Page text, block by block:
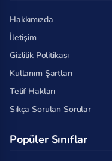
Hakkımızda
İletişim
Gizlilik Politikası
Kullanım Şartları
Telif Hakları
Sıkça Sorulan Sorular
Popüler Sınıflar